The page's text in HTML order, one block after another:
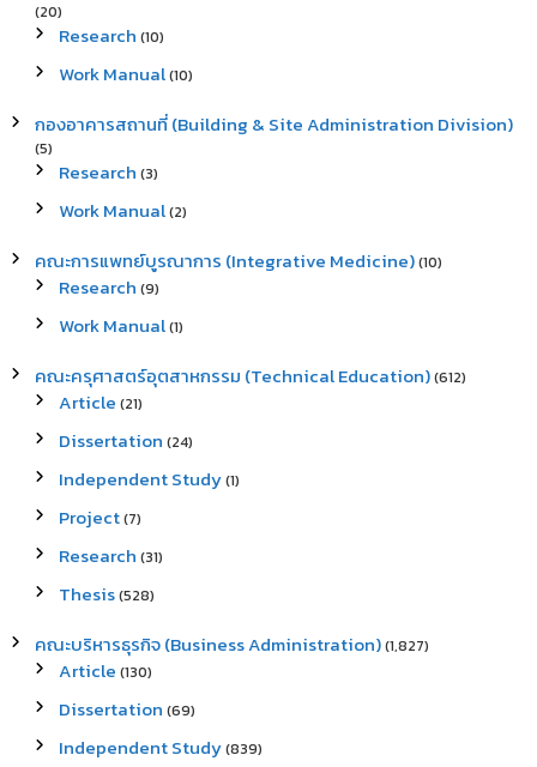
(20)
Research (10)
Work Manual(10)
กองอาคารสถานที่ (Building & Site Administration Division)
(5)
Research (3)
Work Manual(2)
คณะการแพทย์บูรณาการ (Integrative Medicine)(10)
Research (9)
Work Manual(1)
คณะครุศาสตร์อุตสาหกรรม (Technical Education)(612)
Article (21)
Dissertation (24)
Independent Study(1)
Project(7)
Research (31)
Thesis(528)
คณะบริหารธุรกิจ (Business Administration)(1,827)
Article (130)
Dissertation (69)
Independent Study(839)